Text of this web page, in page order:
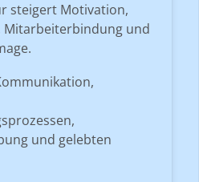
steigert Motivation,
Mitarbeiterbindung und
und gelebten